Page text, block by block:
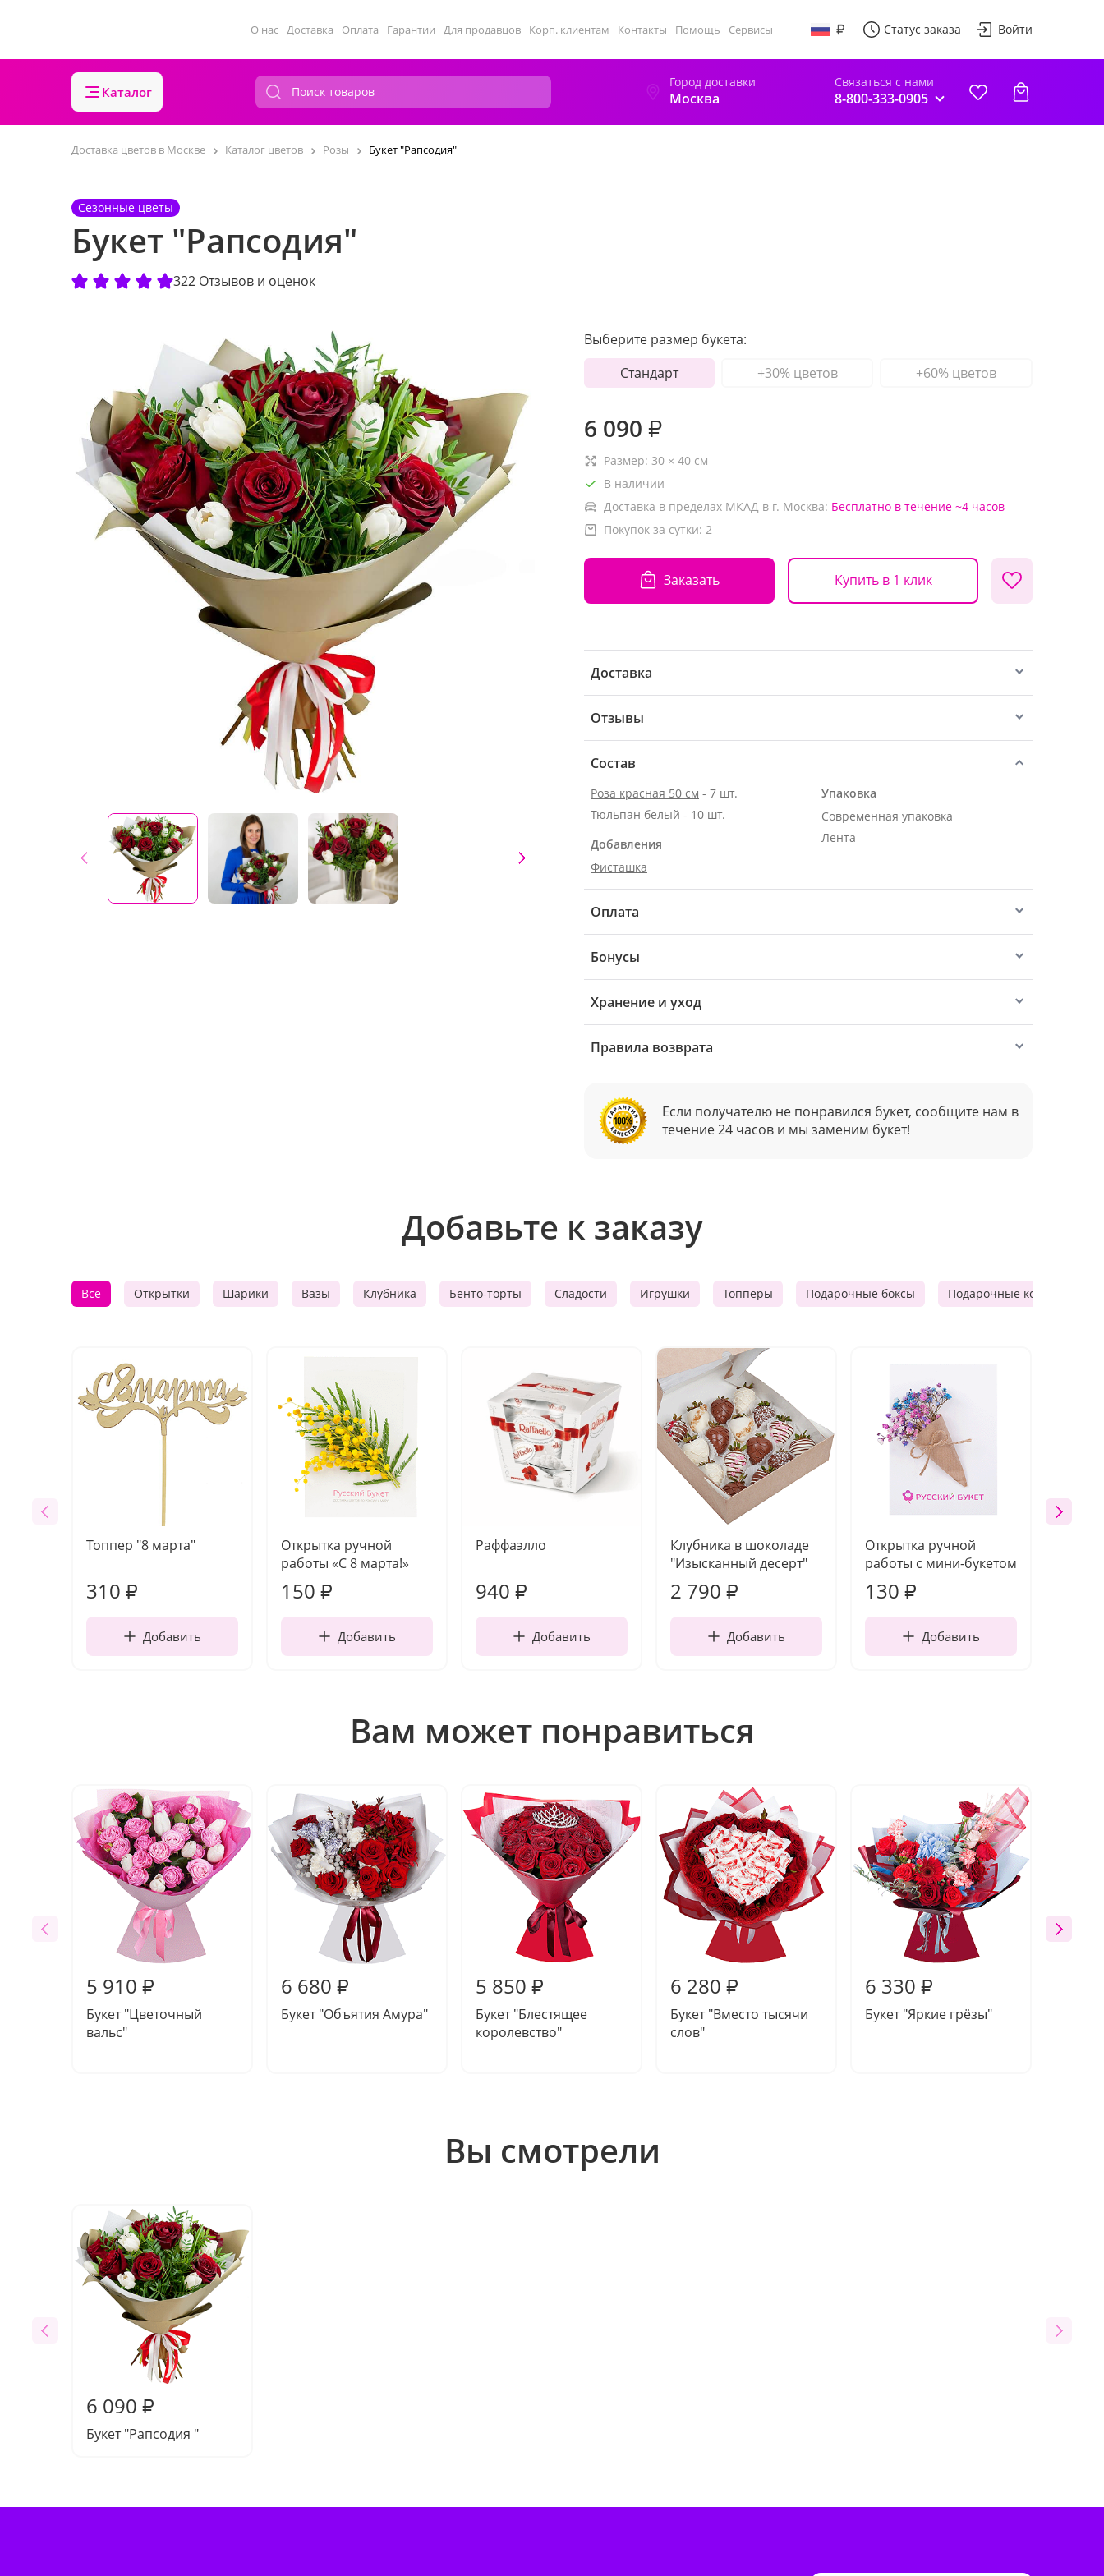
О нас Доставка Оплата Гарантии Для продавцов Корп. клиентам Контакты Помощь Сервисы Статус заказа Войти
Каталог
Город доставки
Москва
Связаться с нами
8-800-333-0905
Доставка цветов в Москве Каталог цветов Розы Букет "Рапсодия"
Сезонные цветы
Букет "Рапсодия"
322 Отзывов и оценок
Выберите размер букета:
Стандарт
+30% цветов +60% цветов
6 090 ₽
Размер: 30 × 40 см
В наличии
Доставка в пределах МКАД в г. Москва: Бесплатно в течение ~4 часов
Покупок за сутки: 2
Заказать Купить в 1 клик
Доставка
Отзывы
Состав
Роза красная 50 см - 7 шт.
Тюльпан белый - 10 шт.
Добавления
Фисташка
Упаковка
Современная упаковка
Лента
Оплата
Бонусы
Хранение и уход
Правила возврата
Если получателю не понравился букет, сообщите нам в
течение 24 часов и мы заменим букет!
Добавьте к заказу
Все Открытки Шарики Вазы Клубника Бенто-торты Сладости Игрушки Топперы Подарочные боксы Подарочные корзины
Топпер "8 марта"
310 ₽
Добавить
Открытка ручной
работы «С 8 марта!»
150 ₽
Добавить
Раффаэлло
940 ₽
Добавить
Клубника в шоколаде
"Изысканный десерт"
2 790 ₽
Добавить
Открытка ручной
работы с мини-букетом
130 ₽
Добавить
Вам может понравиться
5 910 ₽
Букет "Цветочный
вальс"
6 680 ₽
Букет "Объятия Амура"
5 850 ₽
Букет "Блестящее
королевство"
6 280 ₽
Букет "Вместо тысячи
слов"
6 330 ₽
Букет "Яркие грёзы"
Вы смотрели
6 090 ₽
Букет "Рапсодия "